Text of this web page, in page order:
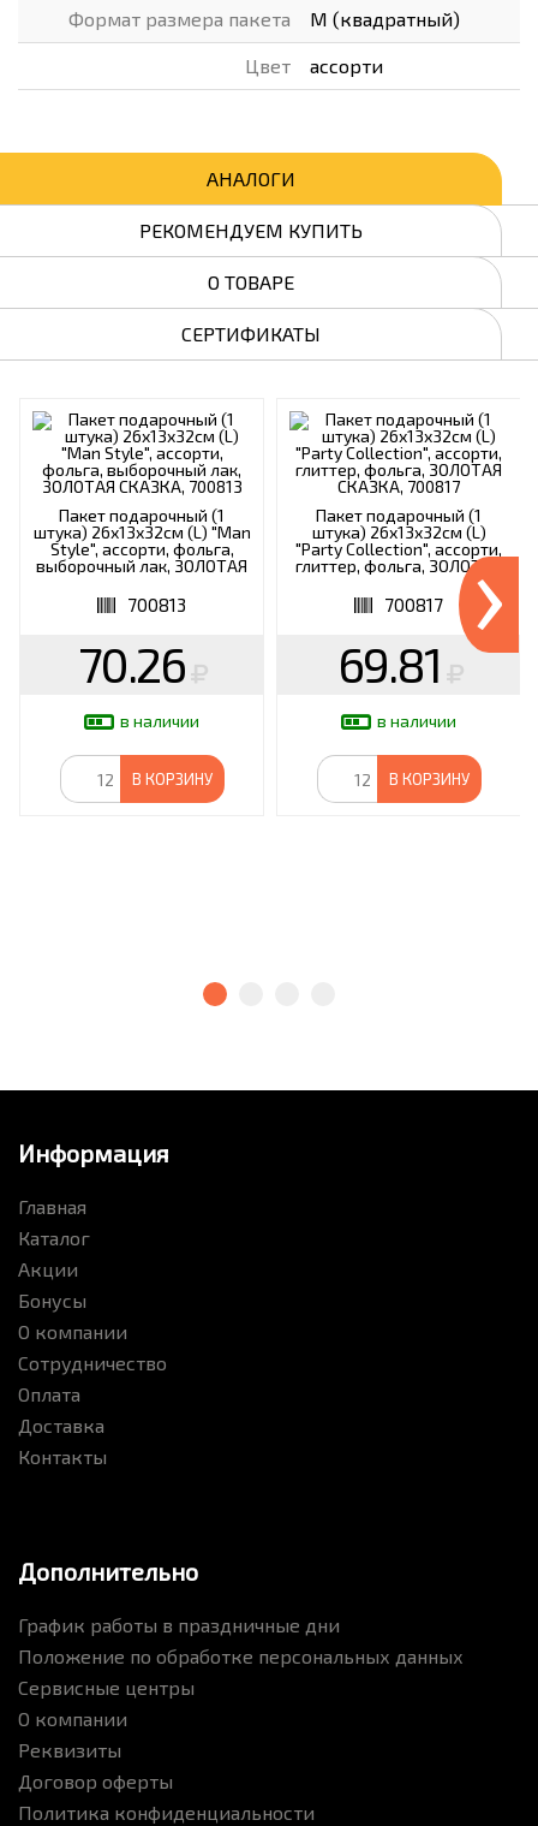
Формат размера пакета M (квадратный)
Цвет ассорти
АНАЛОГИ
РЕКОМЕНДУЕМ КУПИТЬ
О ТОВАРЕ
СЕРТИФИКАТЫ
Пакет подарочный (1
штука) 26х13х32см (L) "Man
Style", ассорти, фольга,
выборочный лак, ЗОЛОТАЯ
700813
70.26
в наличии
В КОРЗИНУ
Пакет подарочный (1
штука) 26х13х32см (L)
"Party Collection", ассорти,
глиттер, фольга, ЗОЛОТАЯ
СКАЗКА, 700817
700817
69.81
в наличии
В КОРЗИНУ
›
Информация
Главная
Каталог
Акции
Бонусы
О компании
Сотрудничество
Оплата
Доставка
Контакты
Дополнительно
График работы в праздничные дни
Положение по обработке персональных данных
Сервисные центры
О компании
Реквизиты
Договор оферты
Политика конфиденциальности